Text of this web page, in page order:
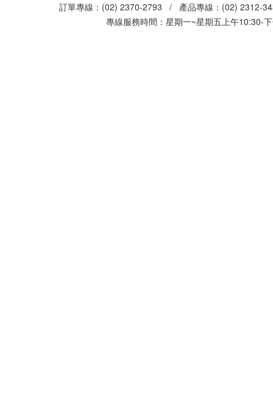
訂單專線：(02) 2370-2793 / 產品專線：(02)
專線服務時間：星期一~星期五上午10:30-